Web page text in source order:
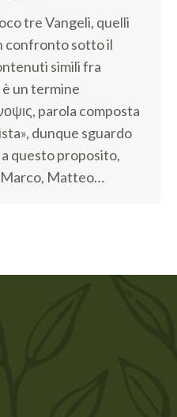
tre Vangeli, quelli
confronto sotto il
simili fra
è un termine
parola composta
dunque sguardo
a questo proposito,
Matteo…